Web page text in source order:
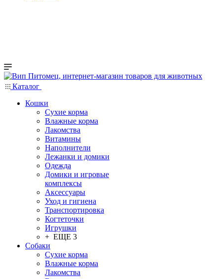
Каталог
Кошки
Сухие корма
Влажные корма
Лакомства
Витамины
Наполнители
Лежанки и домики
Одежда
Домики и игровые
комплексы
Аксессуары
Уход и гигиена
Транспортировка
Когтеточки
Игрушки
+ ЕЩЕ 3
Собаки
Сухие корма
Влажные корма
Лакомства